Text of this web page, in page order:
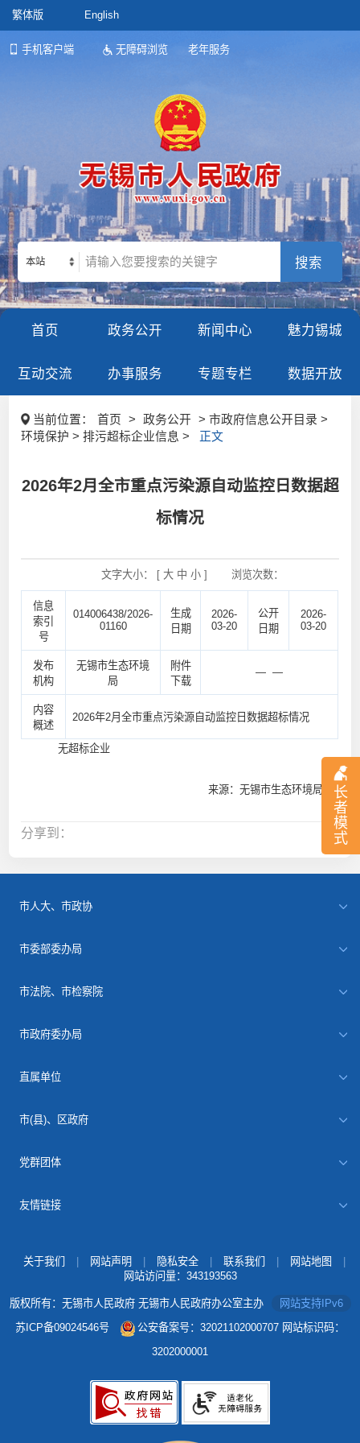
繁体版 English
手机客户端 无障碍浏览 老年服务
长
者
模
式
本站
首页 政务公开 新闻中心 魅力锡城
互动交流 办事服务 专题专栏 数据开放
当前位置： 首页 > 政务公开
> 市政府信息公开目录 >
环境保护 > 排污超标企业信息 >
正文
2026年2月全市重点污染源自动监控日数据超
标情况
文字大小： [ 大 中 小] 浏览次数：
信息
索引
号
014006438/2026-
01160
生成
日期
2026-
03-20
公开
日期
2026-
03-20
发布
机构
无锡市生态环境
局
附件
下载
— —
内容
概述
2026年2月全市重点污染源自动监控日数据超标情况
无超标企业
来源：无锡市生态环境局
分享到：
市人大、市政协
市委部委办局
市法院、市检察院
市政府委办局
直属单位
市(县)、区政府
党群团体
友情链接
关于我们 网站声明 隐私安全 联系我们 网站地图
网站访问量： 343193563
版权所有：无锡市人民政府 无锡市人民政府办公室主办
网站支持IPv6
苏ICP备09024546号
公安备案号：32021102000707 网站标识码：
3202000001